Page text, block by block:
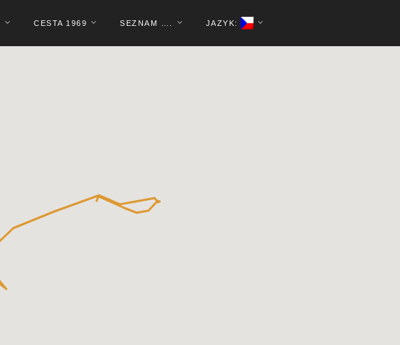
CESTA 1969 SEZNAM …. JAZYK: